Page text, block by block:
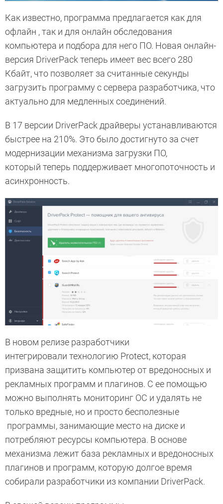
Как известно, программа предлагается как для
офлайн , так и для онлайн обследования
компьютера и подбора для него ПО. Новая онлайн-
версия DriverPack теперь имеет вес всего 280
Кбайт, что позволяет за считанные секунды
загрузить программу с сервера разработчика, что
актуально для медленных соединений.
В 17 версии DriverPack драйверы устанавливаются
быстрее на 210%. Это было достигнуто за счет
модернизации механизма загрузки ПО,
который теперь поддерживает многопоточность и
асинхронность.
В новом релизе разработчики
интегрировали технологию Protect, которая
призвана защитить компьютер от вредоносных и
рекламных программ и плагинов. С ее помощью
можно выполнять мониторинг ОС и удалять не
только вредные, но и просто бесполезные
программы, занимающие место на диске и
потребляют ресурсы компьютера. В основе
механизма лежит база рекламных и вредоносных
плагинов и программ, которую долгое время
собирали разработчики из компании DriverPack.